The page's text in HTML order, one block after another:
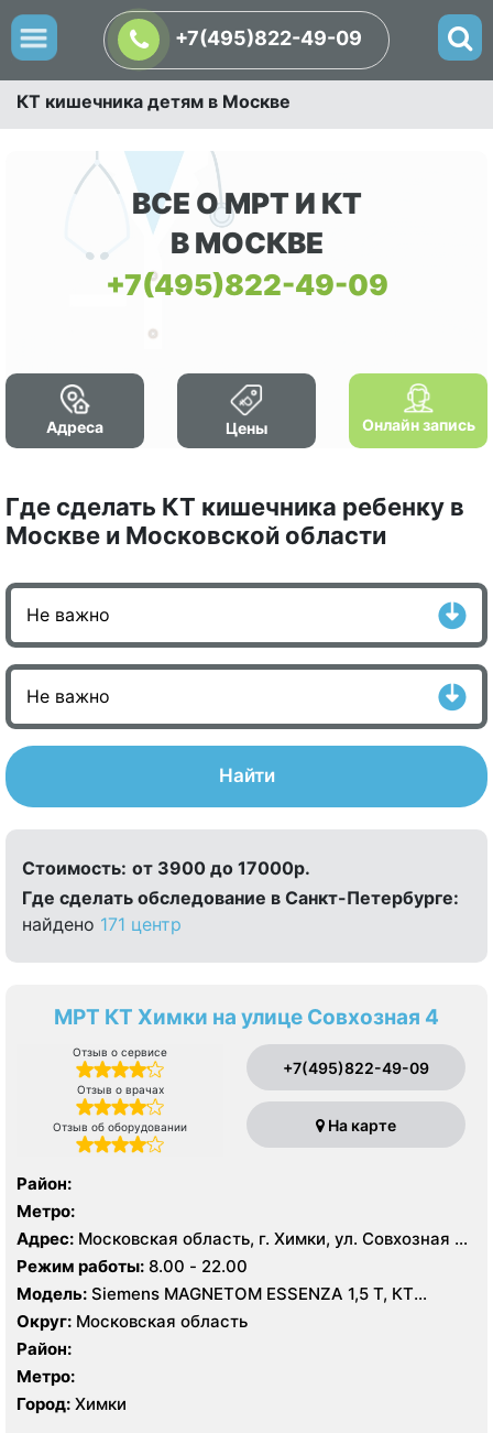
+7(495)822-49-09
КТ кишечника детям в Москве
ВСЕ О МРТ И КТ
В МОСКВЕ
+7(495)822-49-09
Адреса Цены Онлайн запись
Где сделать КТ кишечника ребенку в
Москве и Московской области
Найти
Стоимость: от 3900 до 17000р.
Где сделать обследование в Санкт-Петербурге:
найдено 171 центр
МРТ КТ Химки на улице Совхозная 4
Отзыв о сервисе
Отзыв о врачах
Отзыв об оборудовании
+7(495)822-49-09
На карте
Район:
Метро:
Адрес: Московская область, г. Химки, ул. Совхозная 4,
стр 1
Режим работы: 8.00 - 22.00
Модель: Siemens MAGNETOM ESSENZA 1,5 Т, КТ
Siemens Healthineers 64 среза, УЗИ
Округ: Московская область
Район:
Метро:
Город: Химки